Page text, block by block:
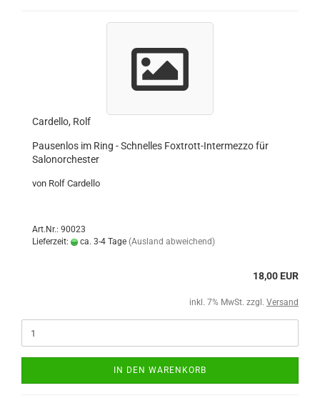
Cardello, Rolf
Pausenlos im Ring - Schnelles Foxtrott-Intermezzo für
Salonorchester
von Rolf Cardello
Art.Nr.: 90023
Lieferzeit:
ca. 3-4 Tage (Ausland abweichend)
18,00 EUR
inkl. 7% MwSt. zzgl. Versand
IN DEN WARENKORB